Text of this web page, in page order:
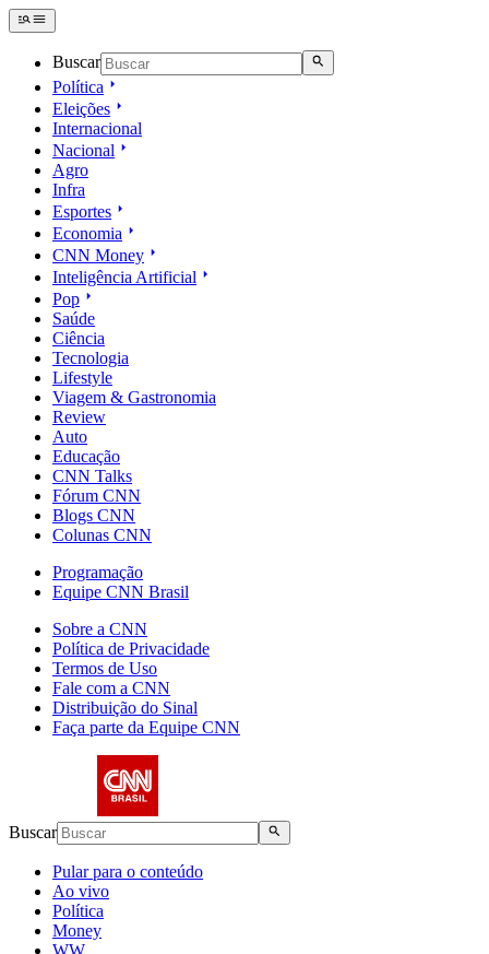
Buscar
Política
Eleições
Internacional
Nacional
Agro
Infra
Esportes
Economia
CNN Money
Inteligência Artificial
Pop
Saúde
Ciência
Tecnologia
Lifestyle
Viagem & Gastronomia
Review
Auto
Educação
CNN Talks
Fórum CNN
Blogs CNN
Colunas CNN
Programação
Equipe CNN Brasil
Sobre a CNN
Política de Privacidade
Termos de Uso
Fale com a CNN
Distribuição do Sinal
Faça parte da Equipe CNN
Buscar
Pular para o conteúdo
Ao vivo
Política
Money
WW